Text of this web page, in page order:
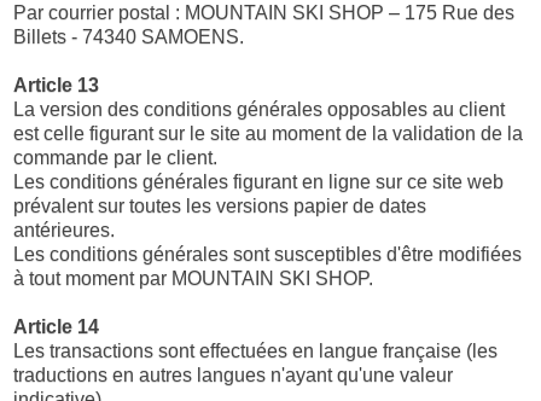
Par courrier postal : MOUNTAIN SKI SHOP – 175 Rue des
Billets - 74340 SAMOENS.
Article 13
La version des conditions générales opposables au client
est celle figurant sur le site au moment de la validation de la
commande par le client.
Les conditions générales figurant en ligne sur ce site web
prévalent sur toutes les versions papier de dates
antérieures.
Les conditions générales sont susceptibles d'être modifiées
à tout moment par MOUNTAIN SKI SHOP.
Article 14
Les transactions sont effectuées en langue française (les
traductions en autres langues n'ayant qu'une valeur